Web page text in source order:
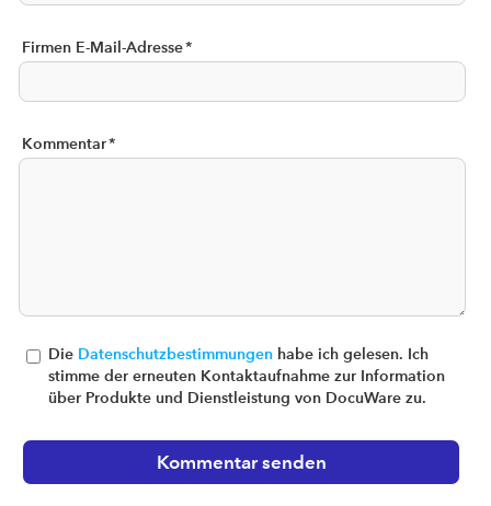
Firmen E-Mail-Adresse*
Kommentar*
Die Datenschutzbestimmungen habe ich gelesen. Ich
stimme der erneuten Kontaktaufnahme zur Information
über Produkte und Dienstleistung von DocuWare zu.